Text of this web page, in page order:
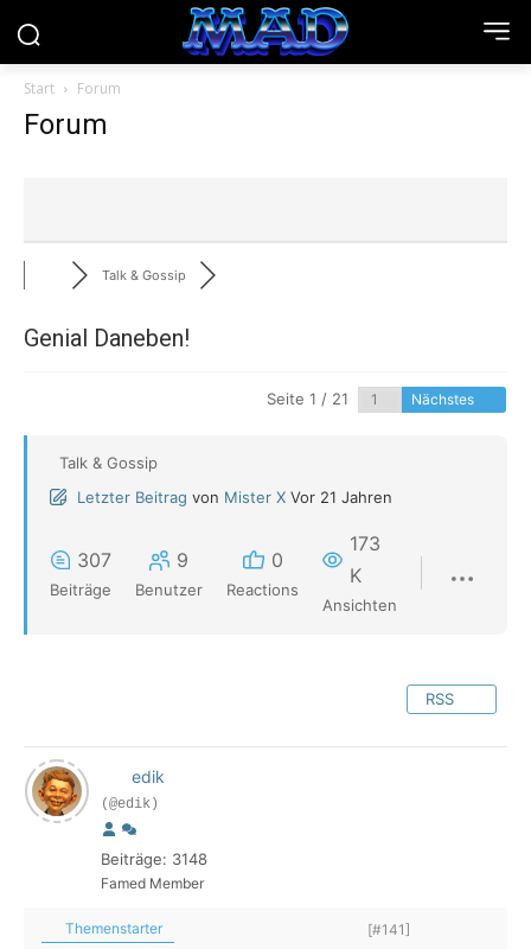
Start Forum
Forum
Talk & Gossip
Genial Daneben!
Seite 1 / 21 Nächstes
Talk & Gossip
Letzter Beitrag von Mister X Vor 21 Jahren
307
Beiträge
9
Benutzer
0
Reactions
173
K
Ansichten
RSS
edik
(@edik)
Beiträge: 3148
Famed Member
Themenstarter [#141]